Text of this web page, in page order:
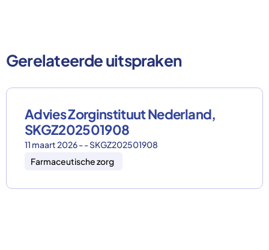
Gerelateerde uitspraken
Advies Zorginstituut Nederland,
SKGZ202501908
11 maart 2026 - - SKGZ202501908
Farmaceutische zorg